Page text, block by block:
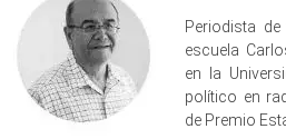
Periodista
escuela
en la
político en
de Premio